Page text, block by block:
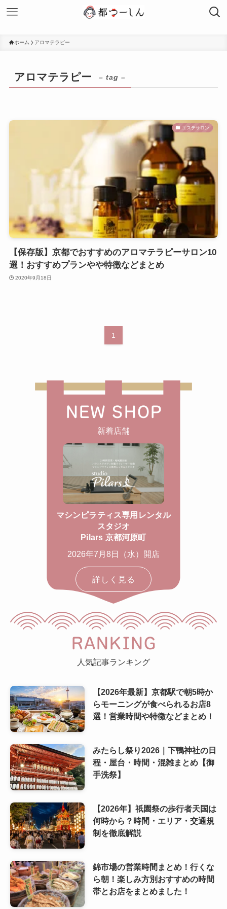
ホーム アロマテラピー
アロマテラピー – tag –
エステサロン
【保存版】京都でおすすめのアロマテラピーサロン10
選！おすすめプランやや特徴などまとめ
2020年9月18日
1
NEW SHOP
新着店舗
マシンピラティス専用レンタル
スタジオ
Pilars 京都河原町
2026年7月8日（水）開店
詳しく見る
RANKING
人気記事ランキング
【2026年最新】京都駅で朝5時か
らモーニングが食べられるお店8
選！営業時間や特徴などまとめ！
みたらし祭り2026｜下鴨神社の日
程・屋台・時間・混雑まとめ【御
手洗祭】
【2026年】祇園祭の歩行者天国は
何時から？時間・エリア・交通規
制を徹底解説
錦市場の営業時間まとめ！行くな
ら朝！楽しみ方別おすすめの時間
帯とお店をまとめました！